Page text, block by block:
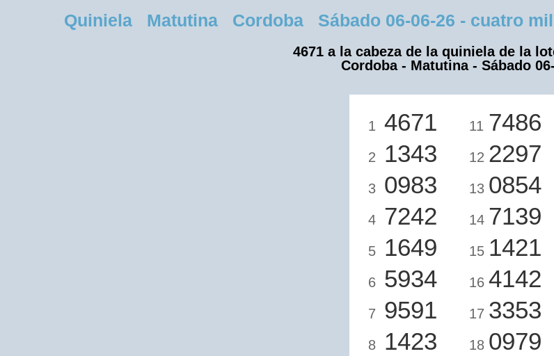
Quiniela Matutina Cordoba Sábado 06-06-26 - cuatro
4671 a la cabeza de la quiniela de la
Cordoba - Matutina - Sábado
1 4671
2 1343
3 0983
4 7242
5 1649
6 5934
7 9591
8 1423
11 7486
12 2297
13 0854
14 7139
15 1421
16 4142
17 3353
18 0979